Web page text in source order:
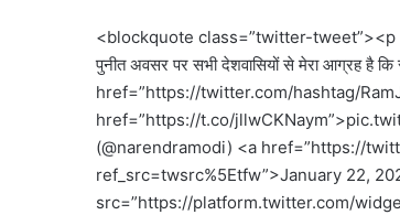
<blockquote class=”twitter-tweet”><p
पुनीत अवसर पर सभी देशवासियों से मेरा आग्रह है
href=”https://twitter.com/hashtag/
href=”https://t.co/
(@narendramodi) <a href=”https://
ref_src=twsrc%5Etfw”>January 22,
src=”https://platform.twitter.com/